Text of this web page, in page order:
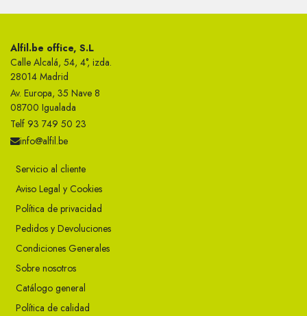
Alfil.be office, S.L
Calle Alcalá, 54, 4°, izda.
28014 Madrid
Av. Europa, 35 Nave 8
08700 Igualada
Telf 93 749 50 23
info@alfil.be
Servicio al cliente
Aviso Legal y Cookies
Política de privacidad
Pedidos y Devoluciones
Condiciones Generales
Sobre nosotros
Catálogo general
Política de calidad